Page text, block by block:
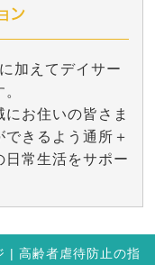
ン
加えてデイサー
お住いの皆さま
きるよう通所＋
常生活をサポー
| 高齢者虐待防止の指